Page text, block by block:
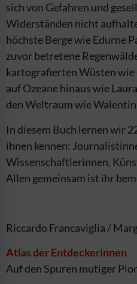
sich von Gefahren und
Widerständen nicht
höchste Berge wie Edurne
zuvor betretene
kartografierten Wüsten
auf Ozeane hinaus wie
den Weltraum wie
In diesem Buch lernen wir
ihnen kennen:
Wissenschaftlerinnen,
Allen gemeinsam ist ihr
Riccardo Francaviglia /
Atlas der Entdeckerinnen
Auf den Spuren mutiger